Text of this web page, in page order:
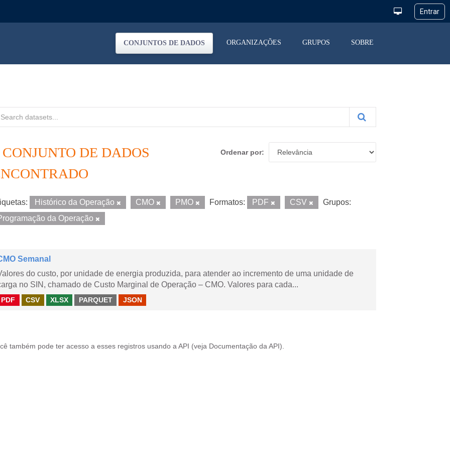
CONJUNTOS DE DADOS ORGANIZAÇÕES GRUPOS SOBRE
Ordenar por
CONJUNTO DE DADOS
Histórico da Operação CMO PMO Formatos: PDF CSV
Grupos:
da Operação
Semanal
do custo, por unidade de energia produzida, para atender ao incremento de uma unidade de
no SIN, chamado de Custo Marginal de Operação – CMO. Valores para cada...
PDF CSV XLSX PARQUET JSON
também pode ter acesso a esses registros usando a API (veja Documentação da API ).